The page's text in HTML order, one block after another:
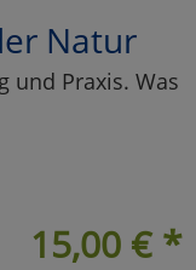
Natur
und Praxis. Was
15,00 € *